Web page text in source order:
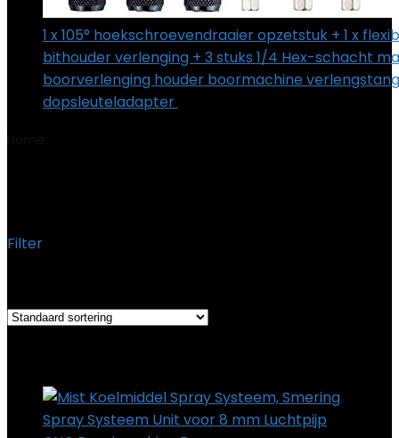
1 x 105° hoekschroevendraaier opzetstuk + 1 x
bithouder verlenging + 3 stuks 1/4 Hex-schacht
boorverlenging houder boormachine
dopsleuteladapter
Filter